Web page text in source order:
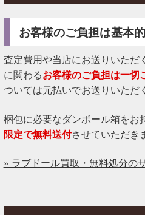
お客様のご負担は基本
査定費用や当店にお送りいただ
に関わるお客様のご負担は一切
ついては元払いでお送りいただ
梱包に必要なダンボール箱をお
限定で無料送付させていただき
» ラブドール買取・無料処分の